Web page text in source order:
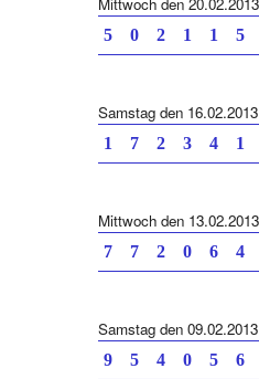
Mittwoch den 20.02.2013
5 0 2 1 1 5
Samstag den 16.02.2013
1 7 2 3 4 1
Mittwoch den 13.02.2013
7 7 2 0 6 4
Samstag den 09.02.2013
9 5 4 0 5 6